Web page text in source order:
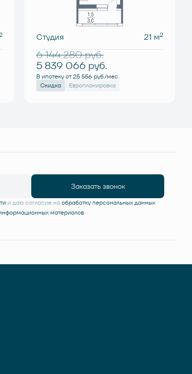
Студия 21 м2
6 144 280руб.
5 839 066 руб.
В ипотеку от 25 556 руб./мес.
Скидка
Европланировка
Заказать звонок
и даю согласие на обработку персональных данных
материалов